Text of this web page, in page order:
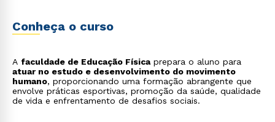
Conheça o curso
A faculdade de Educação Físicaprepara o aluno para
atuar no estudo e desenvolvimento do movimento
humano, proporcionando uma formação abrangente que
envolve práticas esportivas, promoção da saúde, qualidade
de vida e enfrentamento de desafios sociais.